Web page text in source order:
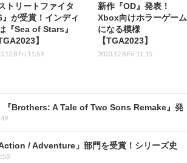
ストリートファイタ
』が受賞！インディ
『Sea of Stars』
】
Fri 11:59
新作『OD』発表！
Xbox向けホラーゲーム
になる模様
【TGA2023】
2023.12.8 Fri 11:15
『Brothers: A Tale of Two Sons Remake』発
/ Adventure」部門を受賞！シリーズ史